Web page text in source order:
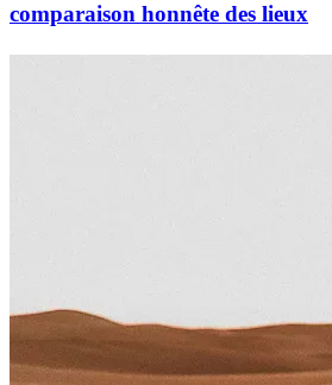
comparaison honnête des lieux